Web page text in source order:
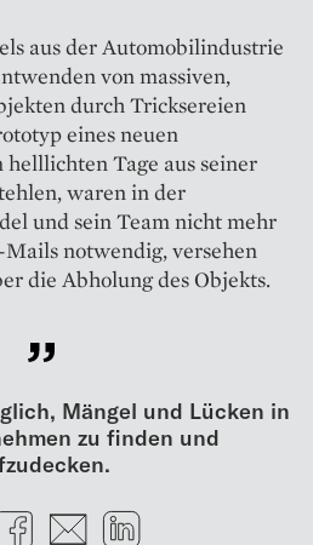
aus der Automobilindustrie
von massiven,
durch Tricksereien
eines neuen
helllichten Tage aus seiner
waren in der
und sein Team nicht mehr
notwendig, versehen
die Abholung des Objekts.
Mängel und Lücken in
zu finden und
Facebook
E-mail